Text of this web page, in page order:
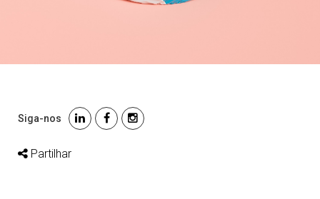
Siga-nos
Partilhar